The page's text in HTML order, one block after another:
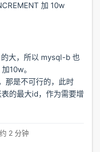
加 10w
大，所以 mysql-b 也
10w。
那是不可行的，此时
的最大id，作为需要增
2 分钟